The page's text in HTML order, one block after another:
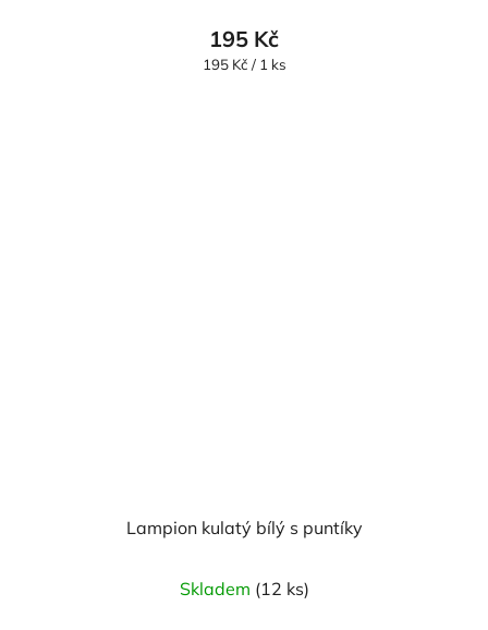
195 Kč
Měrná
195 Kč / 1 ks
Lampion kulatý bílý s puntíky
Skladem (12 ks)